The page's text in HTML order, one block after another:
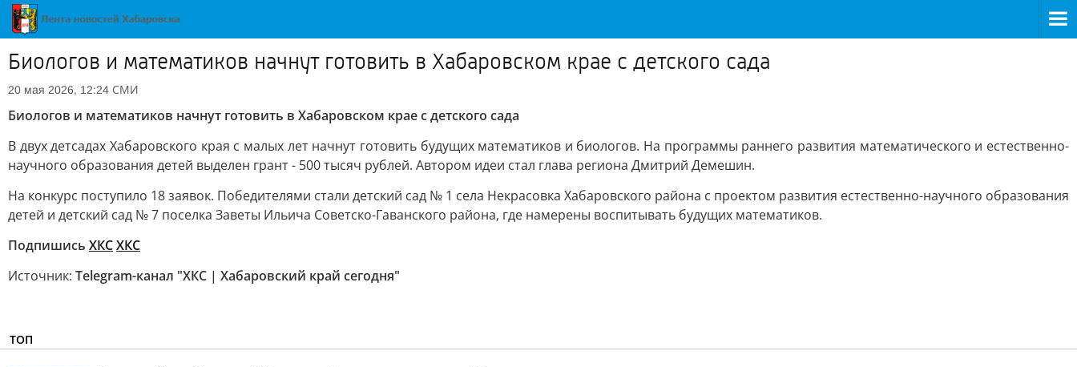
Биологов и математиков начнут готовить в Хабаровском крае с детского сада
20 мая 2026, 12:24 СМИ
Биологов и математиков начнут готовить в Хабаровском крае с детского сада
В двух детсадах Хабаровского края с малых лет начнут готовить будущих математиков и биологов. На программы раннего развития математического и естественно-
научного образования детей выделен грант - 500 тысяч рублей. Автором идеи стал глава региона Дмитрий Демешин.
На конкурс поступило 18 заявок. Победителями стали детский сад № 1 села Некрасовка Хабаровского района с проектом развития естественно-научного образования
детей и детский сад № 7 поселка Заветы Ильича Советско-Гаванского района, где намерены воспитывать будущих математиков.
Подпишись ХКСХКС
Источник: Telegram-канал "ХКС | Хабаровский край сегодня"
ТОП